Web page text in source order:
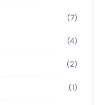
(7)
(4)
(2)
(1)